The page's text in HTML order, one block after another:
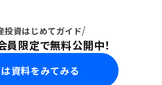
投資はじめてガイド
員限定で無料公開中！
資料をみてみる